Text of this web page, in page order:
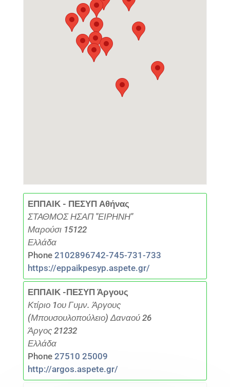
ΕΠΠΑΙΚ - ΠΕΣΥΠ Αθήνας
ΣΤΑΘΜΟΣ ΗΣΑΠ "ΕΙΡΗΝΗ"
Μαρούσι 15122
Ελλάδα
Phone 2102896742-745-731-733
https://eppaikpesyp.aspete.gr/
ΕΠΠΑΙΚ -ΠΕΣΥΠ Άργους
Κτίριο 1ου Γυμν. Άργους
(Μπουσουλοπούλειο) Δαναού 26
Άργος 21232
Ελλάδα
Phone 27510 25009
http://argos.aspete.gr/